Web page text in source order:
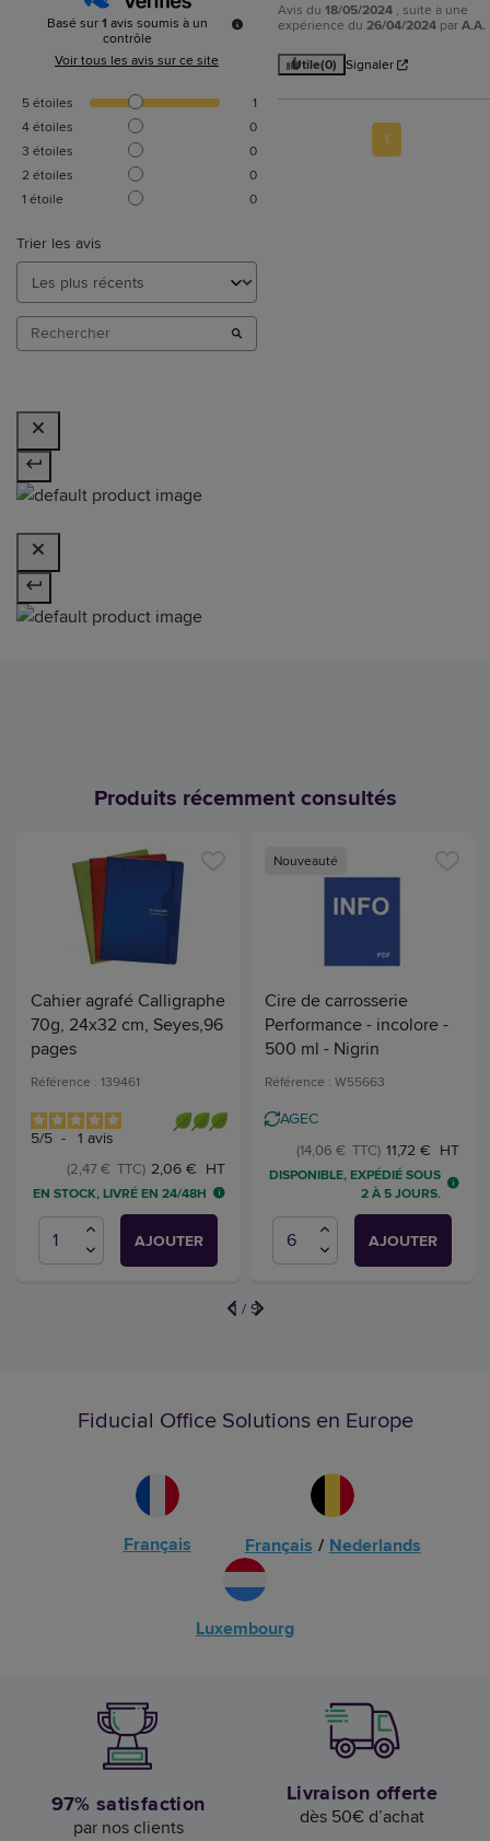
Basé sur1 avis soumis à un
contrôle
Voir tous les avis sur ce site
5étoiles
1
4étoiles
0
3 étoiles
0
2 étoiles
0
1 étoile 0
Trier les avis
Avis du18/05/2024 , suite à une
expérience du26/04/2024 parA.A.
Utile(0) Signaler
1
Produits récemment consultés
Cahier agrafé Calligraphe
70g, 24x32 cm, Seyes,96
pages
Référence : 139461
5/5 - 1 avis
2,06 € HT
(2,47 € TTC)
EN STOCK, LIVRÉ EN 24/48H
AJOUTER
Nouveauté
Cire de carrosserie
Performance - incolore -
500 ml - Nigrin
Référence : W55663
AGEC
11,72 € HT
(14,06 € TTC)
DISPONIBLE, EXPÉDIÉ SOUS
2 À 5 JOURS.
AJOUTER
1 / 9
Fiducial Office Solutions en Europe
Français Français / Nederlands
Luxembourg
97% satisfaction
par nos clients
Livraison offerte
dès 50€ d’achat